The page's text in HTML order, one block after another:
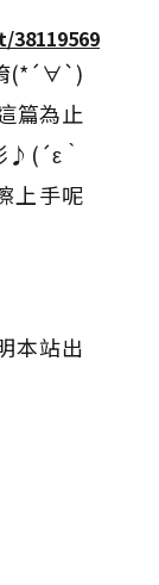
(*´∀`)
篇為止
｀
上手呢
本站出